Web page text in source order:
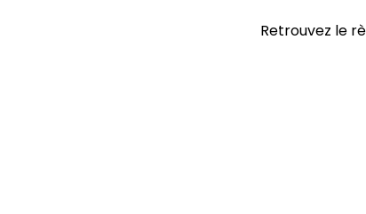
Retrouvez le